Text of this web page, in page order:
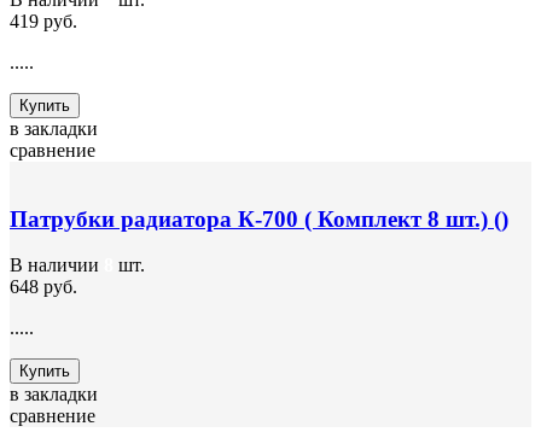
419 руб.
.....
Купить
в закладки
сравнение
Патрубки радиатора К-700 ( Комплект 8 шт.) ()
В наличии
шт.
648 руб.
.....
Купить
в закладки
сравнение